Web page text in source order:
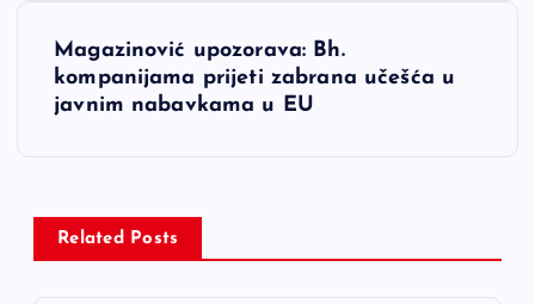
c
Magazinović upozorava: Bh.
kompanijama prijeti zabrana učešća u
javnim nabavkama u EU
Related Posts